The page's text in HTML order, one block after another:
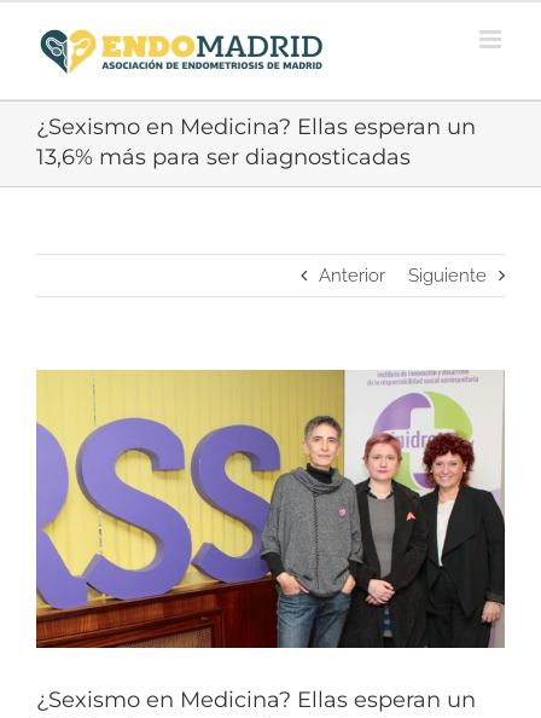
contenido
¿Sexismo en Medicina? Ellas esperan un
13,6% más para ser diagnosticadas
Anterior Siguiente
imagen
más
grande
¿Sexismo en Medicina? Ellas esperan un